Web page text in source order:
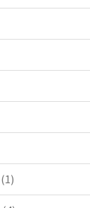
(1)